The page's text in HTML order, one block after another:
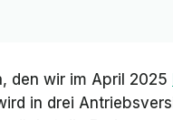
den wir im April 2025
in drei